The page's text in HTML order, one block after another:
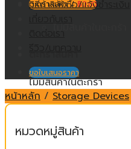
ตะกร้าสินค้า /฿0.00
ไม่มีสินค้าในตะกร้า
วิธีการสั่งซื้อ/แจ้งชำระเงิน
ติดต่อเรา
ขอใบเสนอราคา
หน้าหลัก / Storage Devices
หมวดหมู่สินค้า